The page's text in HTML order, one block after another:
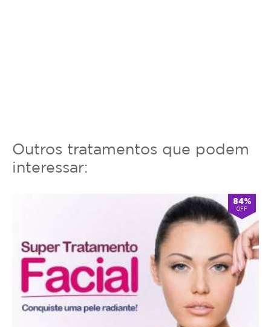
Outros tratamentos que podem
interessar:
84%
OFF